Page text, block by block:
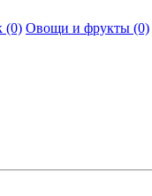
(0) Овощи и фрукты (0)